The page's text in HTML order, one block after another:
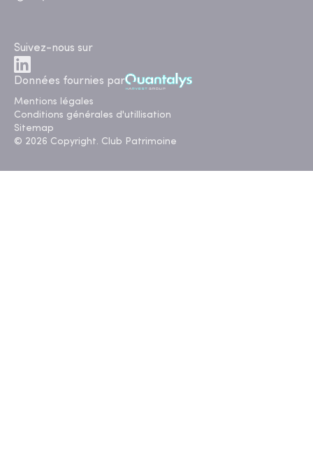
Suivez-nous sur
Données fournies par
Mentions légales
Conditions générales d'utillisation
Sitemap
© 2026 Copyright. Club Patrimoine